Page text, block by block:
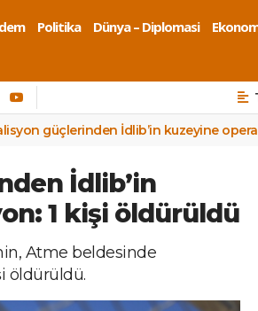
Politika Dünya – Diplomasi
güçlerinden İdlib’in kuzeyine
İdlib’in
1 kişi öldürüldü
Atme beldesinde
öldürüldü.